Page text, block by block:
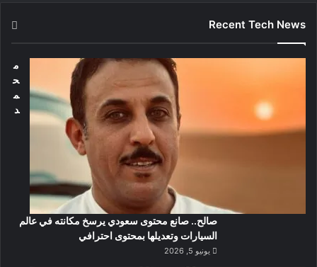
Recent Tech News
م
ح
م
د
صالح.. صانع محتوى سعودي يرسخ مكانته في عالم
السيارات وتعديلها بمحتوى احترافي
يونيو 5, 2026